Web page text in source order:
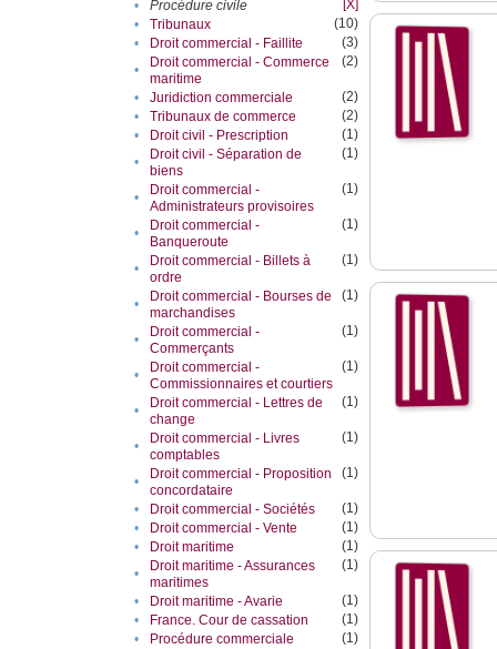
•
Procédure civile
[X]
•
Tribunaux
(10)
•
Droit commercial - Faillite
(3)
•
Droit commercial - Commerce
maritime
(2)
• Juridiction commerciale
(2)
•
Tribunaux de commerce
(2)
•
Droit civil - Prescription
(1)
•
Droit civil - Séparation de
biens
(1)
•
Droit commercial -
Administrateurs provisoires
(1)
•
Droit commercial -
Banqueroute
(1)
•
Droit commercial - Billets à
ordre
(1)
•
Droit commercial - Bourses de
marchandises
(1)
•
Droit commercial -
Commerçants
(1)
•
Droit commercial -
Commissionnaires et courtiers
(1)
•
Droit commercial - Lettres de
change
(1)
•
Droit commercial - Livres
comptables
(1)
•
Droit commercial - Proposition
concordataire
(1)
• Droit commercial - Sociétés
(1)
•
Droit commercial - Vente
(1)
•
Droit maritime
(1)
•
Droit maritime - Assurances
maritimes
(1)
• Droit maritime - Avarie
(1)
•
France. Cour de cassation
(1)
•
Procédure commerciale
(1)